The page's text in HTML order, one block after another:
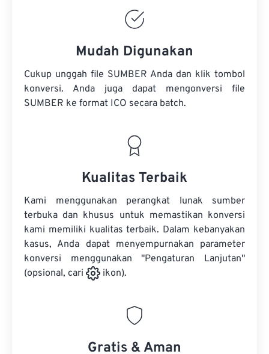
Mudah Digunakan
Cukup unggah file SUMBER Anda dan klik tombol
konversi. Anda juga dapat mengonversi file
SUMBER ke format ICO secara batch.
Kualitas Terbaik
Kami menggunakan perangkat lunak sumber
terbuka dan khusus untuk memastikan konversi
kami memiliki kualitas terbaik. Dalam kebanyakan
kasus, Anda dapat menyempurnakan parameter
konversi menggunakan "Pengaturan Lanjutan"
(opsional, cari
ikon).
Gratis & Aman